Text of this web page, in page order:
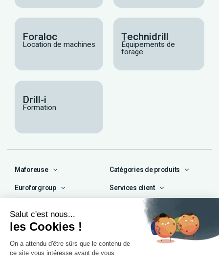
Foraloc
Location de machines
Technidrill
Équipements de
forage
Drill-i
Formation
Maforeuse Catégories de produits
Euroforgroup Services client
contact@maforeuse.com
Siège social et atelier
Chassieu (69)